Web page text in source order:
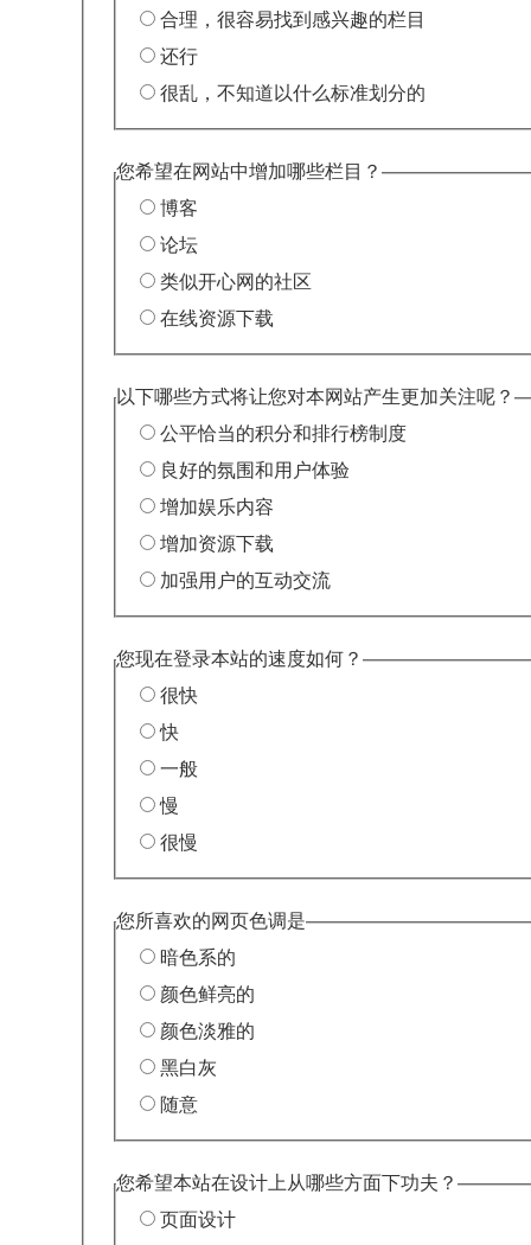
合理，很容易找到感兴趣的栏目
还行
很乱，不知道以什么标准划分的
您希望在网站中增加哪些栏目？
博客
论坛
类似开心网的社区
在线资源下载
以下哪些方式将让您对本网站产生更加关注呢？
公平恰当的积分和排行榜制度
良好的氛围和用户体验
增加娱乐内容
增加资源下载
加强用户的互动交流
您现在登录本站的速度如何？
很快
快
一般
慢
很慢
您所喜欢的网页色调是
暗色系的
颜色鲜亮的
颜色淡雅的
黑白灰
随意
您希望本站在设计上从哪些方面下功夫？
页面设计